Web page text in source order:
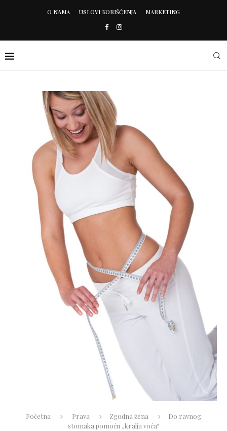
O NAMA USLOVI KORIŠĆENJA MARKETING
Početna Prava Zgodna žena
Do ravnog
stomaka pomoću „kralja voća“